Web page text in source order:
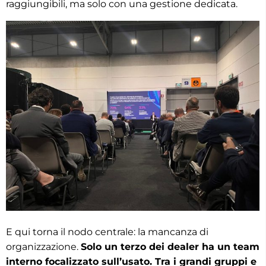
raggiungibili, ma solo con una gestione dedicata.
E qui torna il nodo centrale: la mancanza di
organizzazione. Solo un terzo dei dealer ha un team
interno focalizzato sull’usato. Tra i grandi gruppi e